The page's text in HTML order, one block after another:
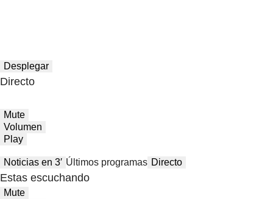
Desplegar
Directo
Mute
Volumen
Play
Noticias en 3′ Últimos programas Directo
Estas escuchando
Mute